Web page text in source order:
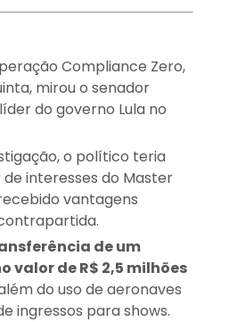
Compliance Zero,
mirou o senador
do governo Lula no
o político teria
interesses do Master
vantagens
de um
valor de R$ 2,5 milhões
do uso de aeronaves
ingressos para shows.